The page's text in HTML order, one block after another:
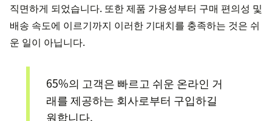
직면하게 되었습니다. 또한 제품 가용성부터 구매 편의성 및
배송 속도에 이르기까지 이러한 기대치를 충족하는 것은 쉬
운 일이 아닙니다.
65%의 고객은 빠르고 쉬운 온라인 거
래를 제공하는 회사로부터 구입하길
원합니다.